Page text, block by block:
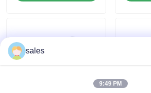
ET Buisluchtroute
Laryngeal Maskerluchtroute
sales
9:49 PM